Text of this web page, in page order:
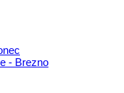
- Brezno